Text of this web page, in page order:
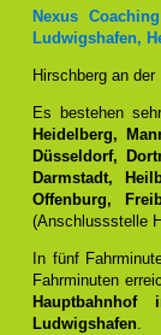
Nexus
Ludwigshafen,
Hirschberg an
Es bestehen
Heidelberg,
Düsseldorf,
Darmstadt,
Offenburg,
(Anschlussstelle
In fünf
Fahrminuten
Hauptbahnhof
Ludwigshafen.